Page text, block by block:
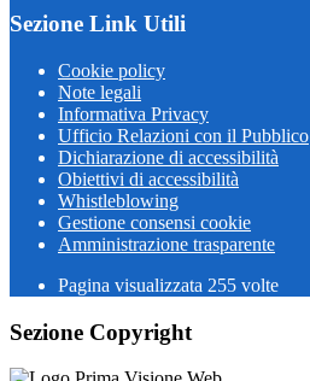
Sezione Link Utili
Cookie policy
Note legali
Informativa Privacy
Ufficio Relazioni con il Pubblico
Dichiarazione di accessibilità
Obiettivi di accessibilità
Whistleblowing
Gestione consensi cookie
Amministrazione trasparente
Pagina visualizzata 255 volte
Sezione Copyright